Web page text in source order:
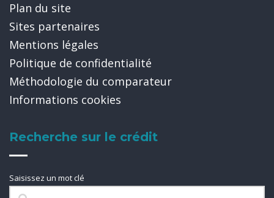
Plan du site
Sites partenaires
Mentions légales
Politique de confidentialité
Méthodologie du comparateur
Informations cookies
Recherche sur le crédit
Saisissez un mot clé